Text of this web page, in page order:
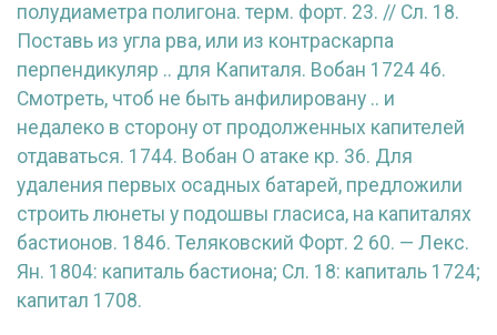
полудиаметра полигона. терм. форт. 23. // Сл. 18.
Поставь из угла рва, или из контраскарпа
перпендикуляр .. для Капиталя. Вобан 1724 46.
Смотреть, чтоб не быть анфилировану .. и
недалеко в сторону от продолженных капителей
отдаваться. 1744. Вобан О атаке кр. 36. Для
удаления первых осадных батарей, предложили
строить люнеты у подошвы гласиса, на капиталях
бастионов. 1846. Теляковский Форт. 2 60. — Лекс.
Ян. 1804: капиталь бастиона; Сл. 18: капиталь 1724;
капитал 1708.